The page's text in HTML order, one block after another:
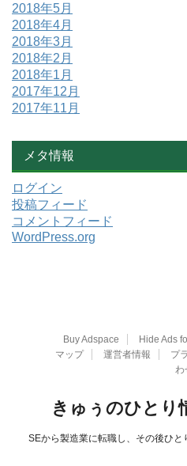
2018年5月
2018年4月
2018年3月
2018年2月
2018年1月
2017年12月
2017年11月
メタ情報
ログイン
投稿フィード
コメントフィード
WordPress.org
Buy Adspace Hide Ads
マップ
運営者情報 プ
わ
きゅぅのひとり
SEから製造業に転職し、その後ひと